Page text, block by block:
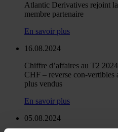
Atlantic Derivatives rejoint
membre partenaire
En savoir plus
16.08.2024
Chiffre d’affaires au T2
CHF – reverse con-
plus vendus
En savoir plus
05.08.2024